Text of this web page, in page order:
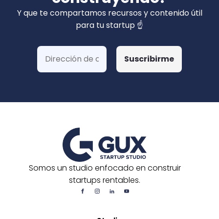
privados). Hemos ganado más de 15 fondos
de Corfo y 3 Startups Chile, además de otras
postulaciones o convocatorias.
Y que te compartamos recursos y contenido útil
para tu startup ☝️
Somos un studio enfocado en construir
startups rentables.